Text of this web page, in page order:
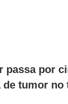
passa por
de tumor no